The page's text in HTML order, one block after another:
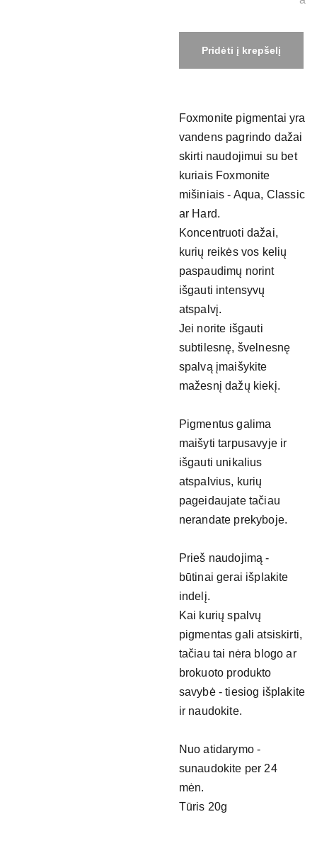
Pridėti į krepšelį
Foxmonite pigmentai yra
vandens pagrindo dažai
skirti naudojimui su bet
kuriais Foxmonite
mišiniais - Aqua, Classic
ar Hard.
Koncentruoti dažai,
kurių reikės vos kelių
paspaudimų norint
išgauti intensyvų
atspalvį.
Jei norite išgauti
subtilesnę, švelnesnę
spalvą įmaišykite
mažesnį dažų kiekį.
Pigmentus galima
maišyti tarpusavyje ir
išgauti unikalius
atspalvius, kurių
pageidaujate tačiau
nerandate prekyboje.
Prieš naudojimą -
būtinai gerai išplakite
indelį.
Kai kurių spalvų
pigmentas gali atsiskirti,
tačiau tai nėra blogo ar
brokuoto produkto
savybė - tiesiog išplakite
ir naudokite.
Nuo atidarymo -
sunaudokite per 24
mėn.
Tūris 20g